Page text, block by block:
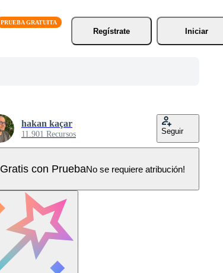
Regístrate
Iniciar
hakan kaçar
11.901 Recursos Seguir
Gratis con PruebaNo se requiere atribución!